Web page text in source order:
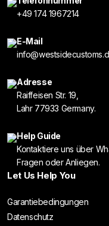
+49 174 1967214
E-Mail
Adresse
Raiffeisen Str. 19,
Lahr 77933 Germany.
Help Guide
Kontaktiere uns über
Fragen oder Anliegen.
Let Us Help You
Garantiebedingungen
Datenschutz